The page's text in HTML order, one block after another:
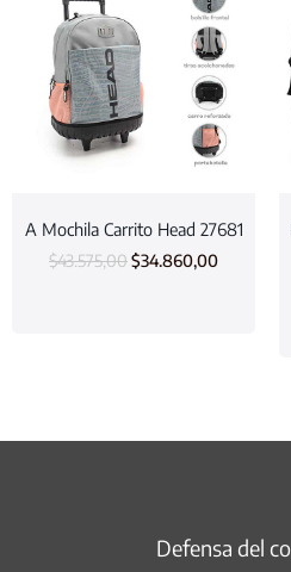
A Mochila Carrito Head 27681
$43.575,00$34.860,00
Defensa del